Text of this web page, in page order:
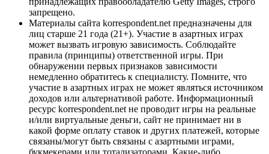
запрещено.
Материалы сайта korrespondent.net предназначены для
лиц старше 21 года (21+). Участие в азартных играх
может вызвать игровую зависимость. Соблюдайте
правила (принципы) ответственной игры. При
обнаружении первых признаков зависимости
немедленно обратитесь к специалисту. Помните, что
участие в азартных играх не может являться источником
доходов или альтернативой работе. Информационный
ресурс korrespondent.net не проводит игры на реальные
и/или виртуальные деньги, сайт не принимает ни в
какой форме оплату ставок и других платежей, которые
связаны/могут быть связаны с азартными играми,
букмекерами или тотализаторами. Какие-либо